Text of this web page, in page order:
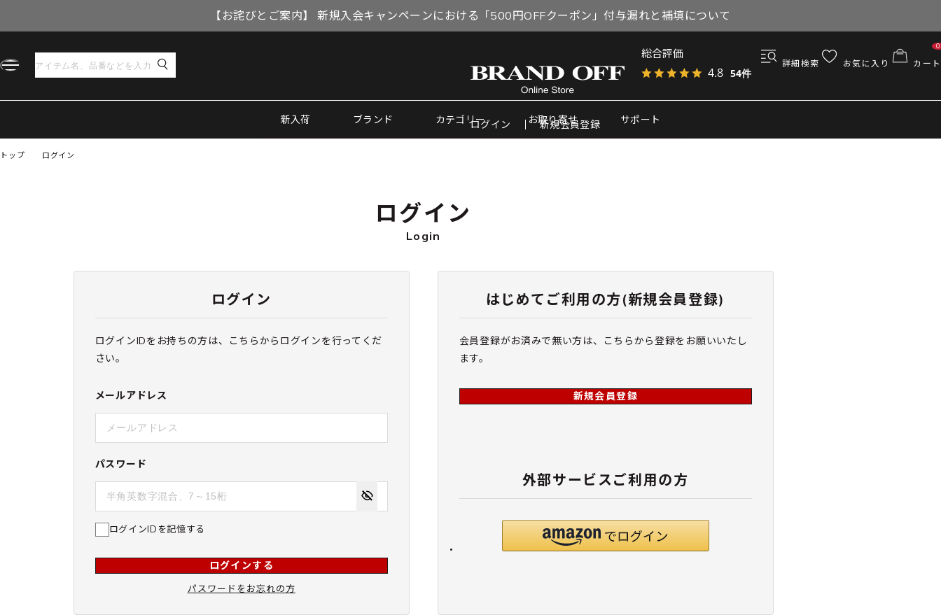
【お詫びとご案内】 新規入会キャンペーンにおける「500円OFFクーポン」付与漏れと補填について
総合評価
4.8 54件
詳細検索 お気に入り カート
0
新入荷 ブランド カテゴリー お取り寄せ サポート
ログイン 新規会員登録
トップ ログイン
ログイン
Login
ログイン
ログインIDをお持ちの方は、こちらからログインを行ってくだ
さい。
メールアドレス
パスワード
ログインIDを記憶する
ログインする
パスワードをお忘れの方
はじめてご利用の方(新規会員登録)
会員登録がお済みで無い方は、こちらから登録をお願いいたし
ます。
新規会員登録
外部サービスご利用の方